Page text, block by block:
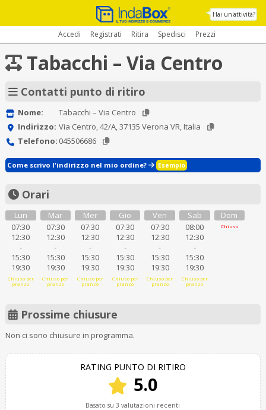
Hai un'attività?
Accedi Registrati Ritira Spedisci Prezzi
Tabacchi – Via Centro
Contatti punto di ritiro
Nome:
Tabacchi – Via Centro
Indirizzo: Via Centro, 42/A, 37135 Verona VR, Italia
Telefono: 045506686
Come scrivo l'indirizzo nel mio ordine? Esempio
Orari
Lun
07:30
12:30
-
15:30
19:30
Chiuso per
pranzo
Mar
07:30
12:30
-
15:30
19:30
Chiuso per
pranzo
Mer
07:30
12:30
-
15:30
19:30
Chiuso per
pranzo
Gio
07:30
12:30
-
15:30
19:30
Chiuso per
pranzo
Ven
07:30
12:30
-
15:30
19:30
Chiuso per
pranzo
Sab
08:00
12:30
-
15:30
19:30
Chiuso per
pranzo
Dom
Chiuso
Prossime chiusure
Non ci sono chiusure in programma.
RATING PUNTO DI RITIRO
5.0
Basato su 3 valutazioni recenti